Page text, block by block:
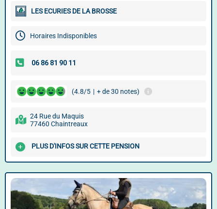
LES ECURIES DE LA BROSSE
Horaires Indisponibles
(4.8/5 | + de 30 notes)
24 Rue du Maquis
77460 Chaintreaux
PLUS D'INFOS SUR CETTE PENSION